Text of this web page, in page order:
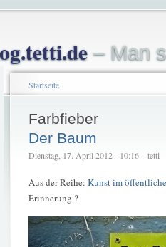
– Man
Startseite
Farbfieber
Der Baum
Dienstag, 17. April 2012 - 10:16 – tetti
Aus der Reihe: Kunst im
Erinnerung ?